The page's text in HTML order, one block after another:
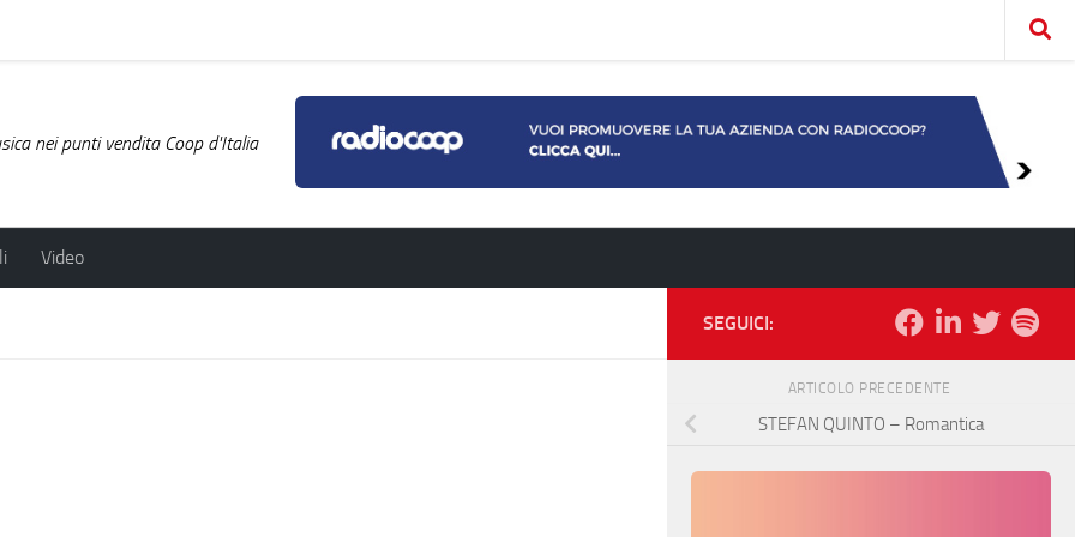
nei punti vendita Coop d'Italia
Video
SEGUICI:
ARTICOLO PRECEDENTE
STEFAN QUINTO – Romantica